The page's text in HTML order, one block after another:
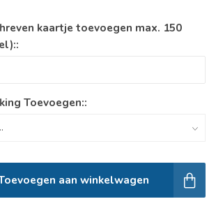
kaartje toevoegen max. 150
Toevoegen::
aan winkelwagen